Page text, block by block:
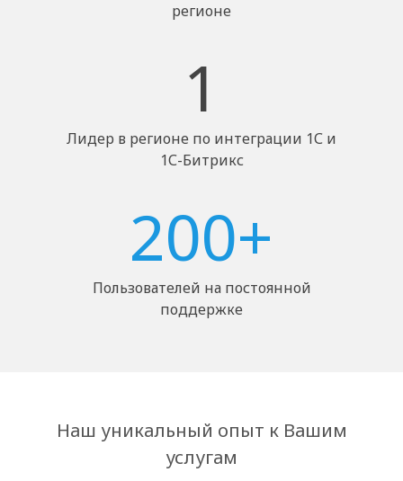
регионе
1
Лидер в регионе по интеграции 1С и
1С-Битрикс
200+
Пользователей на постоянной
поддержке
Наш уникальный опыт к Вашим
услугам